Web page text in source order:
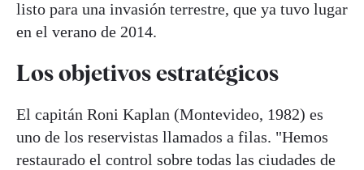
listo para una invasión terrestre, que ya tuvo lugar
en el verano de 2014.
Los objetivos estratégicos
El capitán Roni Kaplan (Montevideo, 1982) es
uno de los reservistas llamados a filas. "Hemos
restaurado el control sobre todas las ciudades de